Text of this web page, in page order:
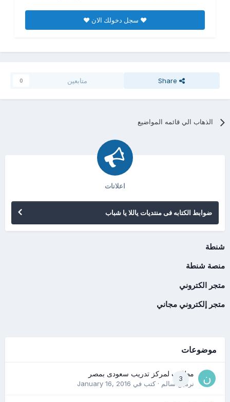
♥ سجل دخولك الان ♥
Share متابعين 0
الذهاب الي قائمه المواضيع
اعلانات
ضوابط الكتابه فى منتديات ياللا يا شباب
شنطة
منصة شنطة
متجر الكتروني
متجر إلكتروني مجاني
موضوعات
3
مطلوب لمركز تدريب سعودى بمصر
نرمين سالم· كتب في January 16, 2016